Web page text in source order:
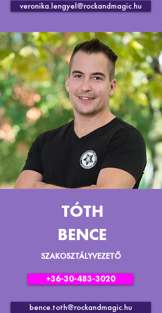
veronika.lengyel@rockandmagic.hu
TÓTH
BENCE
SZAKOSZTÁLYVEZETŐ
+36-30-483-3020
bence.toth@rockandmagic.hu